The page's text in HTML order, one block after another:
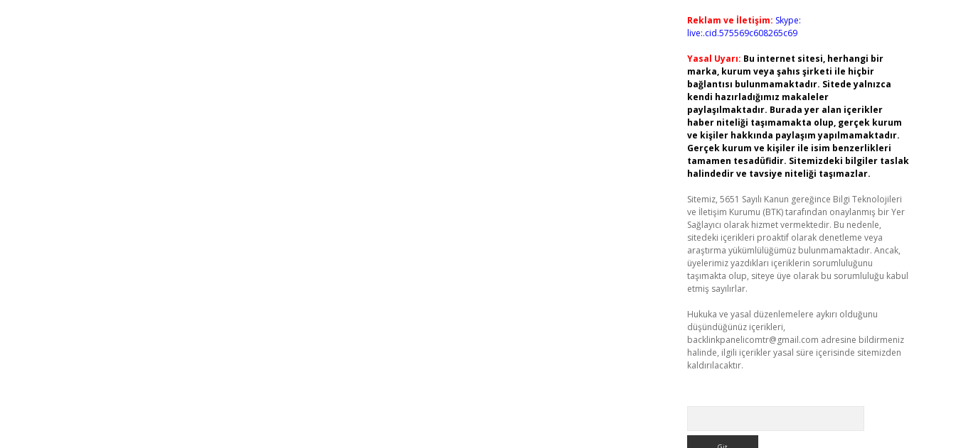
Reklam ve İletişim: Skype:
live:.cid.575569c608265c69
Yasal Uyarı: Bu internet sitesi, herhangi bir
marka, kurum veya şahıs şirketi ile hiçbir
bağlantısı bulunmamaktadır. Sitede yalnızca
kendi hazırladığımız makaleler
paylaşılmaktadır. Burada yer alan içerikler
haber niteliği taşımamakta olup, gerçek kurum
ve kişiler hakkında paylaşım yapılmamaktadır.
Gerçek kurum ve kişiler ile isim benzerlikleri
tamamen tesadüfidir. Sitemizdeki bilgiler taslak
halindedir ve tavsiye niteliği taşımazlar.
Sitemiz, 5651 Sayılı Kanun gereğince Bilgi Teknolojileri
ve İletişim Kurumu (BTK) tarafından onaylanmış bir Yer
Sağlayıcı olarak hizmet vermektedir. Bu nedenle,
sitedeki içerikleri proaktif olarak denetleme veya
araştırma yükümlülüğümüz bulunmamaktadır. Ancak,
üyelerimiz yazdıkları içeriklerin sorumluluğunu
taşımakta olup, siteye üye olarak bu sorumluluğu kabul
etmiş sayılırlar.
Hukuka ve yasal düzenlemelere aykırı olduğunu
düşündüğünüz içerikleri,
backlinkpanelicomtr@gmail.com adresine bildirmeniz
halinde, ilgili içerikler yasal süre içerisinde sitemizden
kaldırılacaktır.